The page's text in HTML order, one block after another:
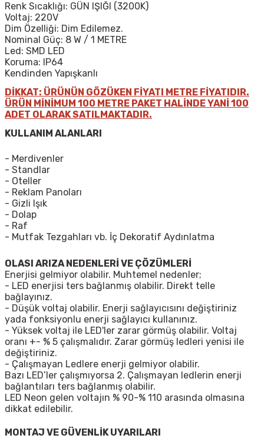
Renk Sıcaklığı: GÜN IŞIĞI (3200K)
Voltaj: 220V
Dim Özelliği: Dim Edilemez.
Nominal Güç: 8 W / 1 METRE
Led: SMD LED
Koruma: IP64
Kendinden Yapışkanlı
DİKKAT: ÜRÜNÜN GÖZÜKEN FİYATI METRE FİYATIDIR.
ÜRÜN MİNİMUM 100 METRE PAKET HALİNDE YANİ 100
ADET OLARAK SATILMAKTADIR.
KULLANIM ALANLARI
- Merdivenler
- Standlar
- Oteller
- Reklam Panoları
- Gizli Işık
- Dolap
- Raf
- Mutfak Tezgahları vb. İç Dekoratif Aydınlatma
OLASI ARIZA NEDENLERİ VE ÇÖZÜMLERİ
Enerjisi gelmiyor olabilir. Muhtemel nedenler;
- LED enerjisi ters bağlanmış olabilir. Direkt telle
bağlayınız.
- Düşük voltaj olabilir. Enerji sağlayıcısını değiştiriniz
yada fonksiyonlu enerji sağlayıcı kullanınız.
- Yüksek voltaj ile LED'ler zarar görmüş olabilir. Voltaj
oranı +- % 5 çalışmalıdır. Zarar görmüş ledleri yenisi ile
değiştiriniz.
- Çalışmayan Ledlere enerji gelmiyor olabilir.
Bazı LED’ler çalışmıyorsa 2. Çalışmayan ledlerin enerji
bağlantıları ters bağlanmış olabilir.
LED Neon gelen voltajın % 90-% 110 arasında olmasına
dikkat edilebilir.
MONTAJ VE GÜVENLİK UYARILARI